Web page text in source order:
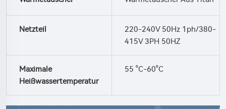
Netzteil
220-240V 50Hz 1ph/380-
415V 3PH 50HZ
Maximale
Heißwassertemperatur
55 °C-60°C